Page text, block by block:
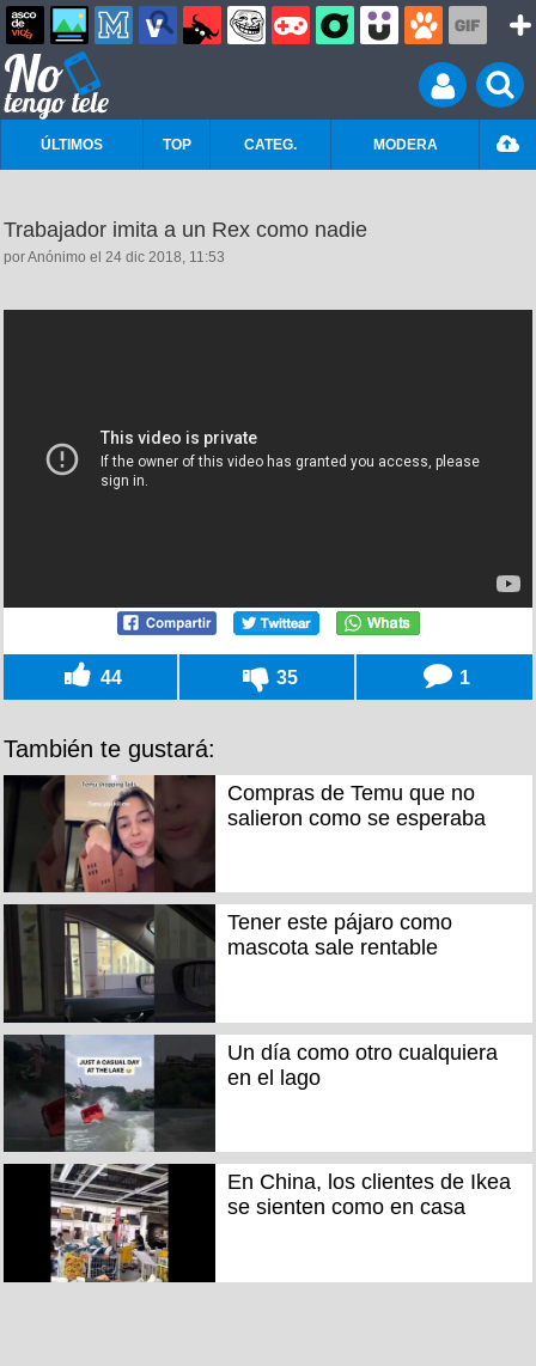
ÚLTIMOS TOP CATEG. MODERA
Trabajador imita a un Rex como nadie
por Anónimo el 24 dic 2018, 11:53
44 35 1
También te gustará:
Compras de Temu que no
salieron como se esperaba
Tener este pájaro como
mascota sale rentable
Un día como otro cualquiera
en el lago
En China, los clientes de Ikea
se sienten como en casa